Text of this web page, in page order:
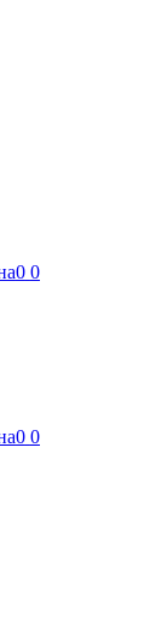
0 0
0 0